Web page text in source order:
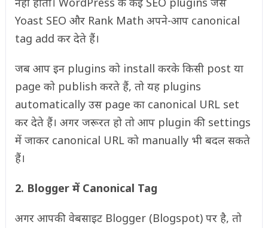
Yoast SEO और Rank Math अपने-आप canonical
tag add कर देते हैं।
जब आप इन plugins को install करके किसी post या
page को publish करते हैं, तो यह plugins
automatically उस page का canonical URL set
कर देते हैं। अगर जरूरत हो तो आप plugin की settings
में जाकर canonical URL को manually भी बदल सकते
हैं।
2. Blogger में Canonical Tag
अगर आपकी वेबसाइट Blogger (Blogspot) पर है, तो